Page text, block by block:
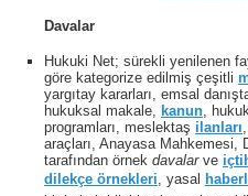
Davalar
Hukuki Net; sürekli yenilenen
göre kategorize edilmiş çeşitli
yargıtay kararları, emsal
hukuksal makale, kanun,
programları, meslektaş ilanları
araçları, Anayasa Mahkemesi,
tarafından örnek davalarve
dilekçe örnekleri, yasal